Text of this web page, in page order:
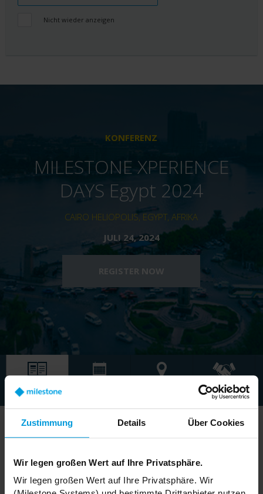
Zustimmung Details Über Cookies
Wir legen großen Wert auf Ihre Privatsphäre.
Wir legen großen Wert auf Ihre Privatsphäre. Wir
Nicht wieder anzeigen
KONFERENZ
MILESTONE XPERIENCE
DAYS Egypt 2024
CAIRO HELIOPOLIS, EGYPT, AFRIKA
JULI 24, 2024
REGISTER NOW
Highlights
Sponsoren
Get ready to change the perceptions of video
technology!